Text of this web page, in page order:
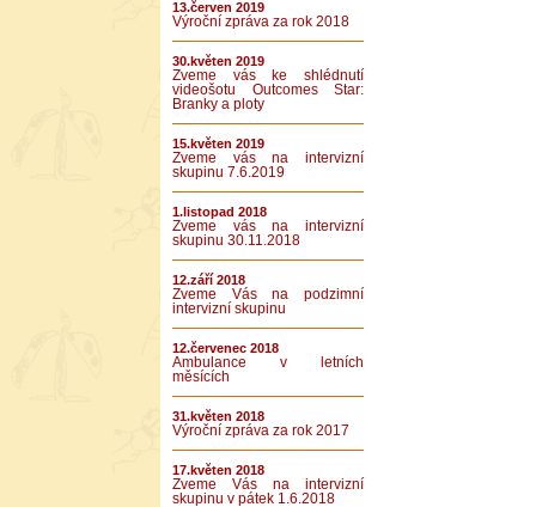
13.červen 2019
Výroční zpráva za rok 2018
30.květen 2019
Zveme vás ke shlédnutí
videošotu Outcomes Star:
Branky a ploty
15.květen 2019
Zveme vás na intervizní
skupinu 7.6.2019
1.listopad 2018
Zveme vás na intervizní
skupinu 30.11.2018
12.září 2018
Zveme Vás na podzimní
intervizní skupinu
12.červenec 2018
Ambulance v letních
měsících
31.květen 2018
Výroční zpráva za rok 2017
17.květen 2018
Zveme Vás na intervizní
skupinu v pátek 1.6.2018